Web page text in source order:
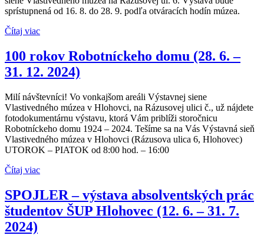
sprístupnená od 16. 8. do 28. 9. podľa otváracích hodín múzea.
Čítaj viac
100 rokov Robotníckeho domu (28. 6. –
31. 12. 2024)
Milí návštevníci! Vo vonkajšom areáli Výstavnej siene
Vlastivedného múzea v Hlohovci, na Rázusovej ulici č., už nájdete
fotodokumentárnu výstavu, ktorá Vám priblíži storočnicu
Robotníckeho domu 1924 – 2024. Tešíme sa na Vás Výstavná sieň
Vlastivedného múzea v Hlohovci (Rázusova ulica 6, Hlohovec)
UTOROK – PIATOK od 8:00 hod. – 16:00
Čítaj viac
SPOJLER – výstava absolventských prác
študentov ŠUP Hlohovec (12. 6. – 31. 7.
2024)